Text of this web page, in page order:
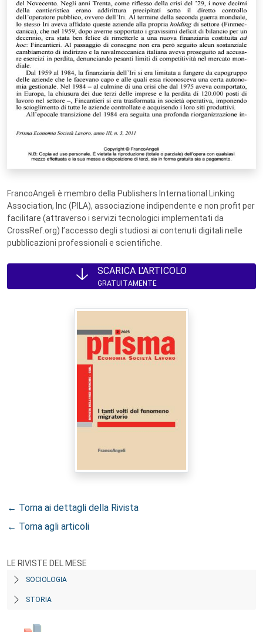
FrancoAngeli è membro della Publishers International Linking
Association, Inc (PILA), associazione indipendente e non profit per
facilitare (attraverso i servizi tecnologici implementati da
CrossRef.org) l’accesso degli studiosi ai contenuti digitali nelle
pubblicazioni professionali e scientifiche.
SCARICA L'ARTICOLO
GRATUITAMENTE
← Torna ai dettagli della Rivista
← Torna agli articoli
LE RIVISTE DEL MESE
SOCIOLOGIA
STORIA